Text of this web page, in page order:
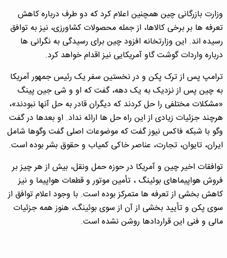
وزارت بازرگانی چین همچنین اعلام کرد که دو طرف درباره کاهش
تعرفه ها بر برخی کالاها، از جمله محصولات کشاورزی، نیز به توافق
رسیده اند. این وزارتخانه افزود چین برای رسیدگی به نگرانی ها
درباره واردات گوشت گاو آمریکایی نیز اقدام خواهد کرد.
ترامپ پس از ترک پکن و در نخستین سفر یک رئیس جمهور آمریکا
به چین پس از نزدیک به یک دهه، گفت که او و شی جین پینگ
«مشکلات مختلفی را حل کردند که دیگران قادر به حل آنها نبودند»،
هرچند جزئیات زیادی از این راه حل ها ارائه نداد. او بعدها در گفت
وگو با شبکه فاکس نیوز گفت که موضوعات اصلی گفت وگوها شامل
ایران، تایوان، تجارت، عناصر خاکی کمیاب و حقوق بشر بوده است.
توافقات اخیر چین و آمریکا در حوزه حمل ونقل، بیش از هر چیز بر
فروش هواپیماهای بوئینگ ، تأمین موتور و قطعات هواپیما و نیز
کاهش بخشی از تعرفه ها متمرکز بوده است. با وجود اعلام توافق از
سوی پکن و تأیید بخشی از آن از سوی بوئینگ، هنوز همه جزئیات
مالی و فنی این قراردادها روشن نشده است.